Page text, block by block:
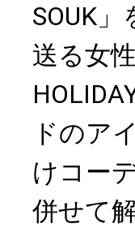
SOUK
送る女
ドのア
けコー
併せて